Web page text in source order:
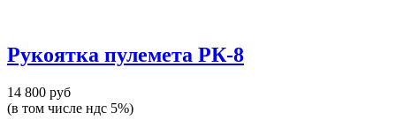
Рукоятка пулемета РК-8
14 800 руб
(в том числе ндс 5%)